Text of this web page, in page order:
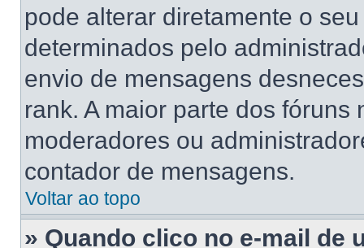
pode alterar diretamente o
determinados pelo
envio de mensagens
rank. A maior parte dos
moderadores ou
contador de mensagens.
Voltar ao topo
» Quando clico no e-mail de